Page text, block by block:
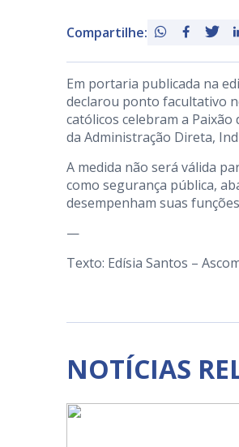
Compartilhe:
Em portaria publicada na
declarou ponto facultativo
católicos celebram a
da Administração Direta,
A medida não será válida
como segurança pública,
desempenham suas
—
Texto: Edísia Santos –
NOTÍCIAS